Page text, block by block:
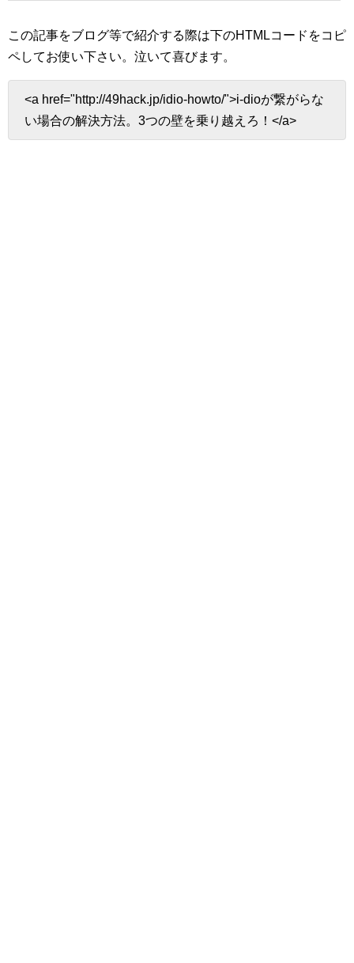
この記事をブログ等で紹介する際は下のHTMLコードをコピ
ペしてお使い下さい。 泣いて喜びます。
<a href="http://49hack.jp/idio-howto/">i-dioが繋がらな
い場合の解決方法。3つの壁を乗り越えろ！</a>